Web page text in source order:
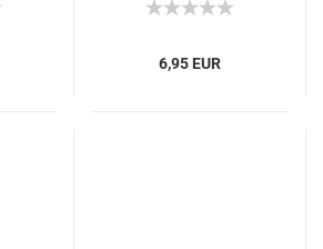
6,95 EUR